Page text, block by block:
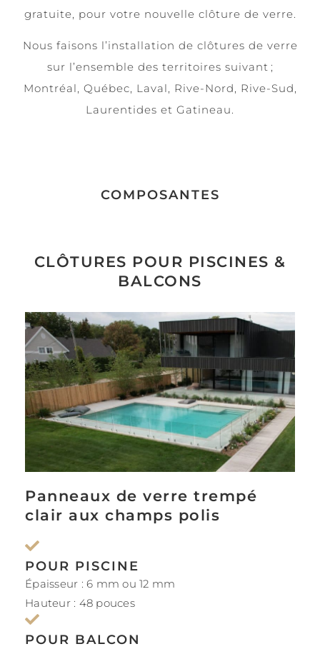
gratuite, pour votre nouvelle clôture de verre.
Nous faisons l’installation de clôtures de verre
sur l’ensemble des territoires suivant ;
Montréal, Québec, Laval, Rive-Nord, Rive-Sud,
Laurentides et Gatineau.
COMPOSANTES
CLÔTURES POUR PISCINES &
BALCONS
Panneaux de verre trempé
clair aux champs polis
POUR PISCINE
Épaisseur : 6 mm ou 12 mm
Hauteur : 48 pouces
POUR BALCON